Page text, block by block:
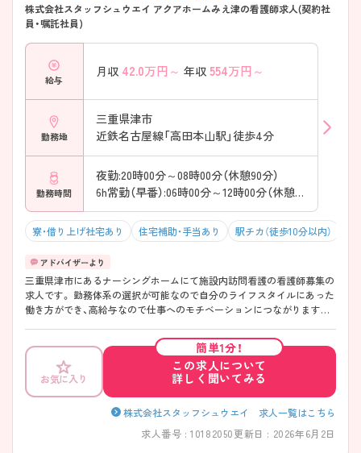
株式会社スタッフシュウエイ アクアホームみえ津の看護師求人(契約社
員・嘱託社員)
給与
月収 42.0万円～ 年収 554万円～
勤務地
三重県津市
近鉄名古屋線「高田本山駅」徒歩4分
勤務時間
夜勤:20時00分～08時00分（休憩90分）
6h常勤（早番）:06時00分～12時00分（休憩0分）
寮・借り上げ社宅あり 住宅補助・手当あり 駅チカ（徒歩10分以内）
三重県津市にあるナーシングホームにて施設内訪問看護の看護師募集の
求人です。 勤務体系の選択が可能なので自分のライフスタイルにあった
働き方ができ、高給与なので仕事へのモチベーションにつながります。
おります。ご興味をお持ちの方は、お気軽にお問い合わせください。
お気に入り
簡単1分！
この求人について
詳しく聞いてみる
株式会社スタッフシュウエイ 求人一覧はこちら
求人番号 : 10182050更新日 : 2026年6月2日